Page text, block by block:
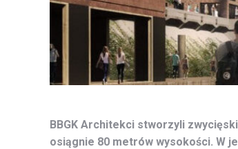
BBGK Architekci stworzyli
osiągnie 80 metrów wysokości. W